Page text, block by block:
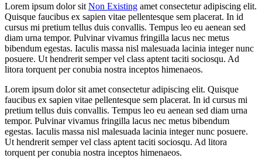
Lorem ipsum dolor sit Non Existing amet consectetur adipiscing elit.
Quisque faucibus ex sapien vitae pellentesque sem placerat. In id
cursus mi pretium tellus duis convallis. Tempus leo eu aenean sed
diam urna tempor. Pulvinar vivamus fringilla lacus nec metus
bibendum egestas. Iaculis massa nisl malesuada lacinia integer nunc
posuere. Ut hendrerit semper vel class aptent taciti sociosqu. Ad
litora torquent per conubia nostra inceptos himenaeos.
Lorem ipsum dolor sit amet consectetur adipiscing elit. Quisque
faucibus ex sapien vitae pellentesque sem placerat. In id cursus mi
pretium tellus duis convallis. Tempus leo eu aenean sed diam urna
tempor. Pulvinar vivamus fringilla lacus nec metus bibendum
egestas. Iaculis massa nisl malesuada lacinia integer nunc posuere.
Ut hendrerit semper vel class aptent taciti sociosqu. Ad litora
torquent per conubia nostra inceptos himenaeos.